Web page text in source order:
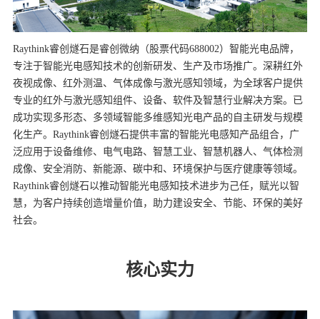
Raythink睿创燧石是睿创微纳（股票代码688002）智能光电品牌，
专注于智能光电感知技术的创新研发、生产及市场推广。深耕红外
夜视成像、红外测温、气体成像与激光感知领域，为全球客户提供
专业的红外与激光感知组件、设备、软件及智慧行业解决方案。已
成功实现多形态、多领域智能多维感知光电产品的自主研发与规模
化生产。Raythink睿创燧石提供丰富的智能光电感知产品组合，广
泛应用于设备维修、电气电路、智慧工业、智慧机器人、气体检测
成像、安全消防、新能源、碳中和、环境保护与医疗健康等领域。
Raythink睿创燧石以推动智能光电感知技术进步为己任，赋光以智
慧，为客户持续创造增量价值，助力建设安全、节能、环保的美好
社会。
核心实力